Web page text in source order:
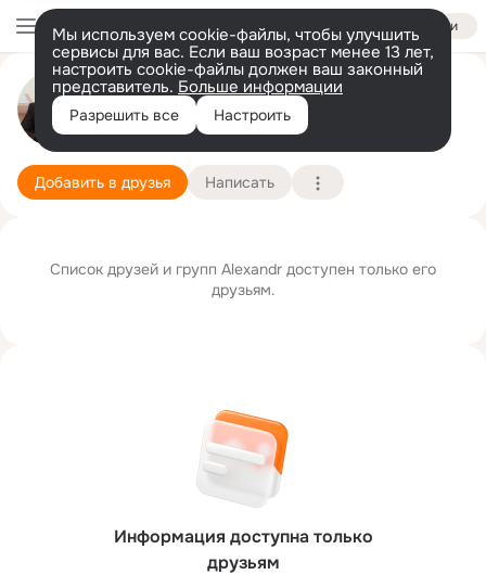
Войти
Мы используем cookie-файлы, чтобы улучшить
сервисы для вас. Если ваш возраст менее 13 лет,
настроить cookie-файлы должен ваш законный
представитель. Больше информации
Разрешить все Настроить
Alexandr Zh.
25 марта (39 лет)
Добавить в друзья Написать
Информация доступна только
друзьям
Список друзей и групп Alexandr доступен только его
друзьям.